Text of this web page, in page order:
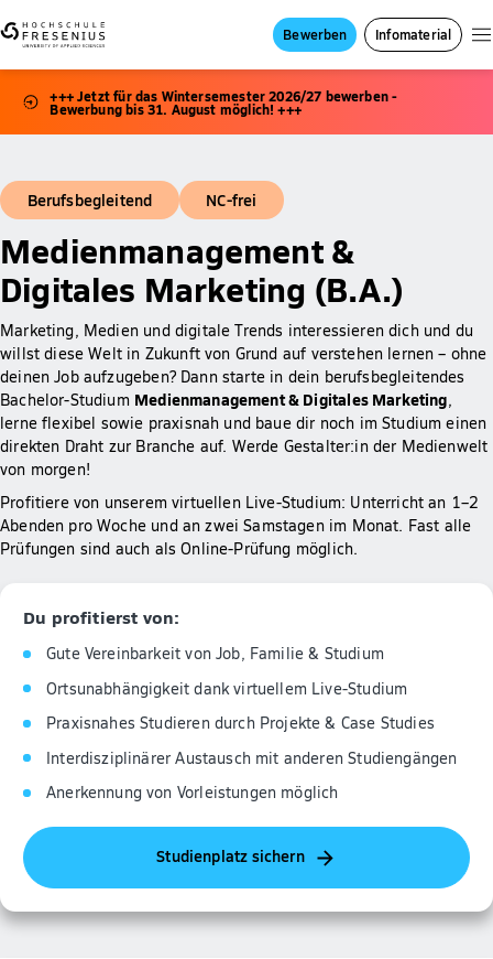
Bewerben Infomaterial
+++ Jetzt für das Wintersemester 2026/27 bewerben -
Bewerbung bis 31. August möglich! +++
Berufsbegleitend NC-frei
Medienmanagement &
Digitales Marketing (B.A.)
Marketing, Medien und digitale Trends interessieren dich und du
willst diese Welt in Zukunft von Grund auf verstehen lernen – ohne
deinen Job aufzugeben? Dann starte in dein berufsbegleitendes
Bachelor-Studium Medienmanagement & Digitales Marketing,
lerne flexibel sowie praxisnah und baue dir noch im Studium einen
direkten Draht zur Branche auf. Werde Gestalter:in der Medienwelt
von morgen!
Profitiere von unserem virtuellen Live-Studium: Unterricht an 1–2
Abenden pro Woche und an zwei Samstagen im Monat. Fast alle
Prüfungen sind auch als Online-Prüfung möglich.
Du profitierst von:
Gute Vereinbarkeit von Job, Familie & Studium
Ortsunabhängigkeit dank virtuellem Live-Studium
Praxisnahes Studieren durch Projekte & Case Studies
Interdisziplinärer Austausch mit anderen Studiengängen
Anerkennung von Vorleistungen möglich
Studienplatz sichern